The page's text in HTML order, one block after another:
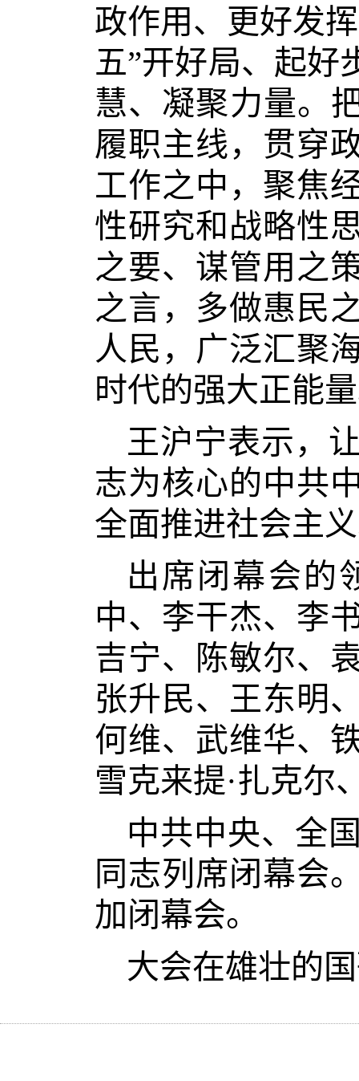
政作用、更好发
五”开好局、起好
慧、凝聚力量。
履职主线，贯穿
工作之中，聚焦
性研究和战略性
之要、谋管用之
之言，多做惠民
人民，广泛汇聚
时代的强大正能
王沪宁表示，
志为核心的中共
全面推进社会主
出席闭幕会的
中、李干杰、李
吉宁、陈敏尔、
张升民、王东明
何维、武维华、
雪克来提·扎克尔
中共中央、全
同志列席闭幕会
加闭幕会。
大会在雄壮的